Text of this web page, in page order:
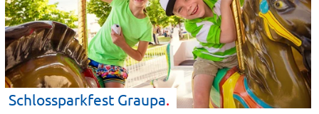
Schlossparkfest Graupa